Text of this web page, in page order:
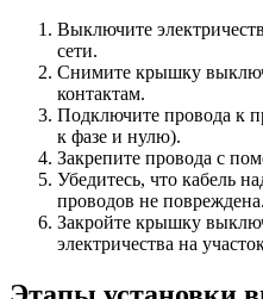
Выключите
сети.
Снимите крышку
контактам.
Подключите провода к
к фазе и нулю).
Закрепите провода с
Убедитесь, что кабель
проводов не повреждена.
Закройте крышку
электричества на